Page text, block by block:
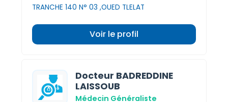
TRANCHE 140 N° 03 ,OUED TLELAT
Voir le profil
Docteur BADREDDINE
LAISSOUB
Médecin Généraliste